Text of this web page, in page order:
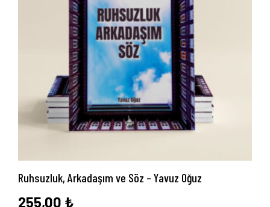
Ruhsuzluk, Arkadaşım ve Söz – Yavuz Oğuz
255,00 ₺